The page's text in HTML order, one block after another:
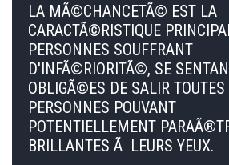
LA MÃ©CHANCETÃ© EST LA
CARACTÃ©RISTIQUE
PERSONNES SOUFFRANT
D'INFÃ©RIORITÃ©, SE
OBLIGÃ©ES DE SALIR TOUTES
PERSONNES POUVANT
POTENTIELLEMENT
BRILLANTES Ã LEURS YEUX.